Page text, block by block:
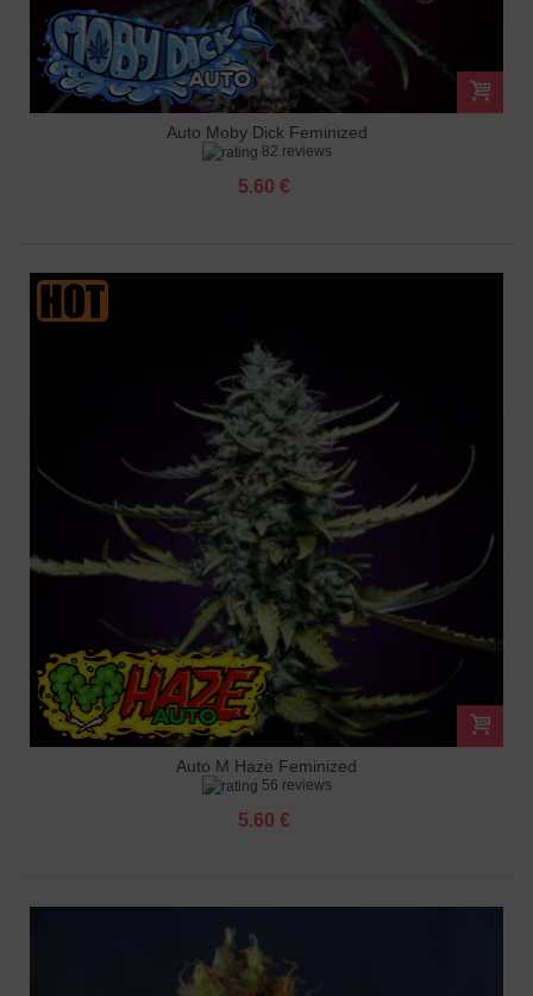
Auto Moby Dick Feminized
82 reviews
5.60 €
Auto M Haze Feminized
56 reviews
5.60 €